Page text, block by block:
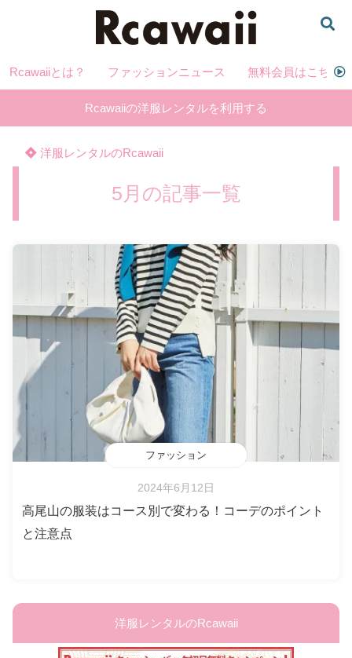
Rcawaiiとは？ ファッションニュース 無料会員はこちら
Rcawaiiの洋服レンタルを利用する
洋服レンタルのRcawaii
5月の記事一覧
ファッション
2024年6月12日
高尾山の服装はコース別で変わる！コーデのポイント
と注意点
洋服レンタルのRcawaii